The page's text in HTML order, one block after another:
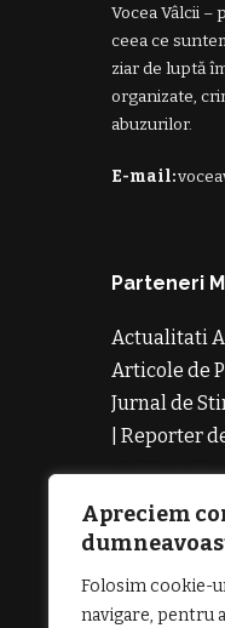
Apreciem
Folosim cookie-
navigare, pentru
Vocea Vâlcii –
ceea ce
ziar de luptă
organizate,
abuzurilor.
E-mail:
Parteneri
Actualitati
Articole de
Jurnal de
Reporter
NoiRochii
de Cununie
Comanda